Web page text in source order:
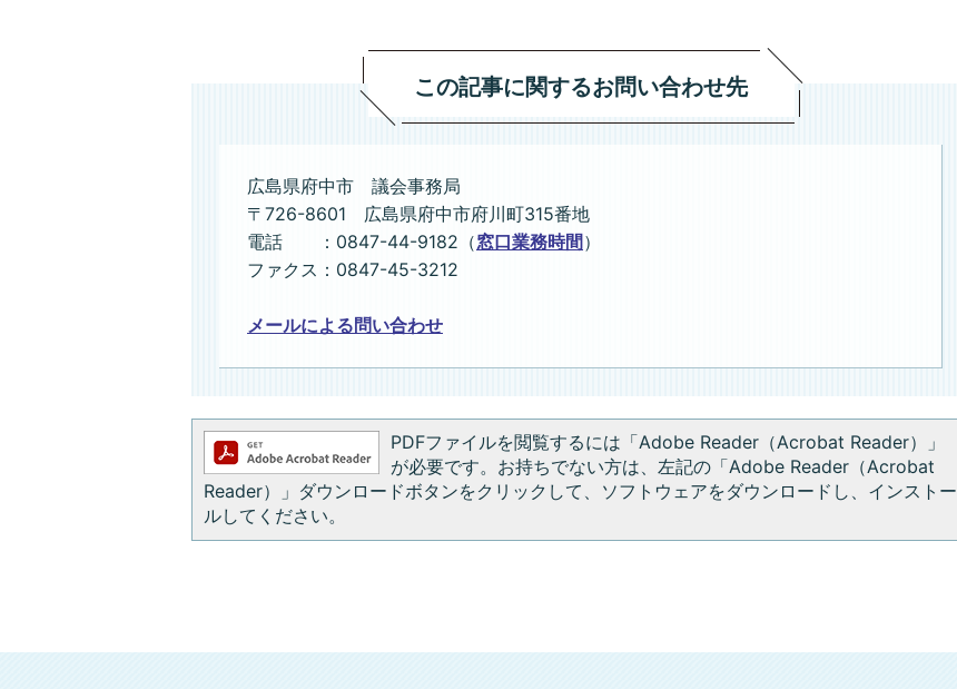
この記事に関するお問い合わせ先
広島県府中市 議会事務局
〒726-8601 広島県府中市府川町315番地
電話 ：0847-44-9182（窓口業務時間 ）
ファクス：0847-45-3212
メールによる問い合わせ
PDFファイルを閲覧するには「Adobe Reader（Acrobat Reader）」
が必要です。お持ちでない方は、左記の「Adobe Reader（Acrobat
Reader）」ダウンロードボタンをクリックして、ソフトウェアをダウンロードし、インストー
ルしてください。